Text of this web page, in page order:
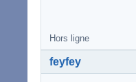
Hors ligne
feyfey